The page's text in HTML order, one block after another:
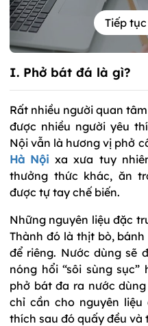
Tiếp
I. Phở bát đá là gì?
Rất nhiều người quan
được nhiều người yêu
Nội vẫn là hương vị phở
Hà Nội xa xưa tuy
thưởng thức khác, ăn
được tự tay chế biến.
Những nguyên liệu đặc
Thành đó là thịt bò,
để riêng. Nước dùng sẽ
nóng hổi “sôi sùng
phở bát đa ra nước
chỉ cần cho nguyên
thích sau đó quấy đều và